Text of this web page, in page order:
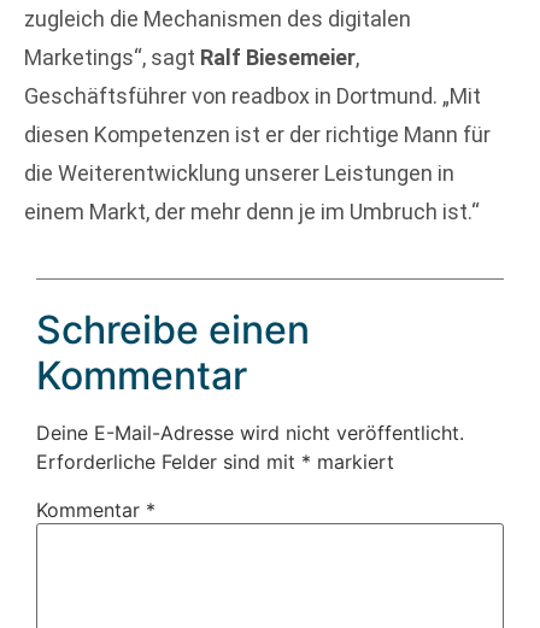
zugleich die Mechanismen des digitalen
Marketings“, sagt Ralf Biesemeier,
Geschäftsführer von readbox in Dortmund. „Mit
diesen Kompetenzen ist er der richtige Mann für
die Weiterentwicklung unserer Leistungen in
einem Markt, der mehr denn je im Umbruch ist.“
Schreibe einen
Kommentar
Deine E-Mail-Adresse wird nicht veröffentlicht.
Erforderliche Felder sind mit * markiert
Kommentar *